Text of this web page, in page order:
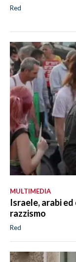
Red
MULTIMEDIA
Israele, arabi
razzismo
Red